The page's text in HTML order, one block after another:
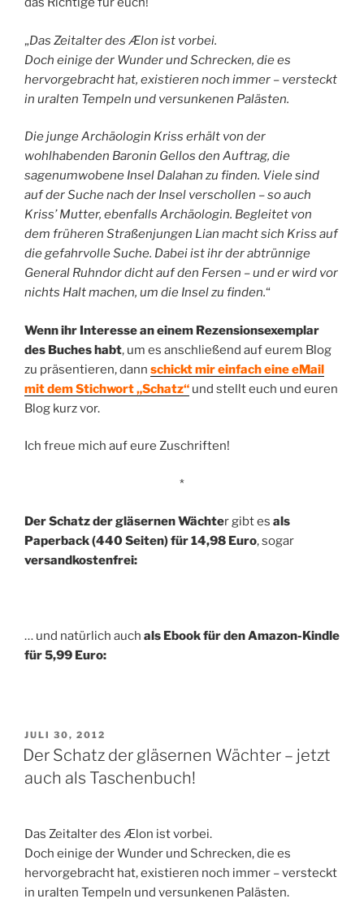
„Das Zeitalter des Ælon ist vorbei.
Doch einige der Wunder und Schrecken, die es
hervorgebracht hat, existieren noch immer – versteckt
in uralten Tempeln und versunkenen Palästen.
Die junge Archäologin Kriss erhält von der
wohlhabenden Baronin Gellos den Auftrag, die
sagenumwobene Insel Dalahan zu finden. Viele sind
auf der Suche nach der Insel verschollen – so auch
Kriss’ Mutter, ebenfalls Archäologin. Begleitet von
dem früheren Straßenjungen Lian macht sich Kriss auf
die gefahrvolle Suche. Dabei ist ihr der abtrünnige
General Ruhndor dicht auf den Fersen – und er wird vor
nichts Halt machen, um die Insel zu finden.“
Wenn ihr Interesse an einem Rezensionsexemplar
des Buches habt, um es anschließend auf eurem Blog
zu präsentieren, dann schickt mir einfach eine eMail
mit dem Stichwort „Schatz“ und stellt euch und euren
Blog kurz vor.
Ich freue mich auf eure Zuschriften!
*
Der Schatz der gläsernen Wächter gibt es als
Paperback (440 Seiten) für 14,98 Euro, sogar
versandkostenfrei:
… und natürlich auch als Ebook für den Amazon-Kindle
für 5,99 Euro:
VERÖFFENTLICHT
AM
JULI 30, 2012
Der Schatz der gläsernen Wächter – jetzt
auch als Taschenbuch!
Das Zeitalter des Ælon ist vorbei.
Doch einige der Wunder und Schrecken, die es
hervorgebracht hat, existieren noch immer – versteckt
in uralten Tempeln und versunkenen Palästen.